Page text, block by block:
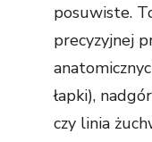
posuwiste.
precyzyjnej
łapki),
czy linia